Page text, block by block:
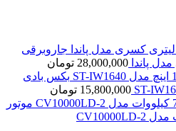
جاروبرقی
28,000,000 تومان
بکس بادی
15,800,000 تومان
موتور